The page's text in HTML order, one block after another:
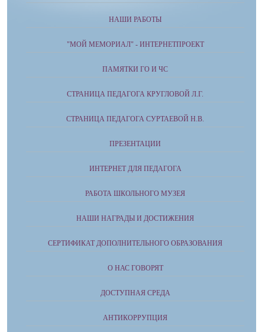
НАШИ РАБОТЫ
"МОЙ МЕМОРИАЛ" - ИНТЕРНЕТПРОЕКТ
ПАМЯТКИ ГО И ЧС
СТРАНИЦА ПЕДАГОГА КРУГЛОВОЙ Л.Г.
СТРАНИЦА ПЕДАГОГА СУРТАЕВОЙ Н.В.
ПРЕЗЕНТАЦИИ
ИНТЕРНЕТ ДЛЯ ПЕДАГОГА
РАБОТА ШКОЛЬНОГО МУЗЕЯ
НАШИ НАГРАДЫ И ДОСТИЖЕНИЯ
СЕРТИФИКАТ ДОПОЛНИТЕЛЬНОГО ОБРАЗОВАНИЯ
О НАС ГОВОРЯТ
ДОСТУПНАЯ СРЕДА
АНТИКОРРУПЦИЯ